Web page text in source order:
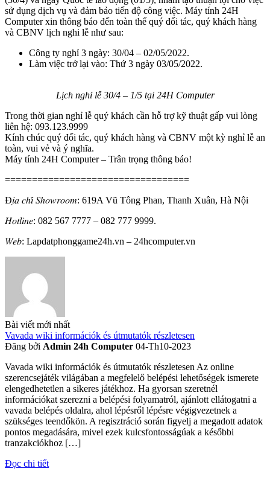
sử dụng dịch vụ và đảm bảo tiến độ công việc. Máy tính 24H
Computer xin thông báo đến toàn thể quý đối tác, quý khách hàng
và CBNV lịch nghi lễ như sau:
Công ty nghỉ 3 ngày: 30/04 – 02/05/2022.
Làm việc trở lại vào: Thứ 3 ngày 03/05/2022.
Lịch nghỉ lễ 30/4 – 1/5 tại 24H Computer
Trong thời gian nghỉ lễ quý khách cần hỗ trợ kỹ thuật gấp vui lòng
liên hệ: 093.123.9999
Kính chúc quý đối tác, quý khách hàng và CBNV một kỳ nghỉ lễ an
toàn, vui vẻ và ý nghĩa.
Máy tính 24H Computer – Trân trọng thông báo!
==================================
Đ𝑖̣𝑎 𝑐ℎ𝑖̉ 𝑆ℎ𝑜𝑤𝑟𝑜𝑜𝑚: 619A Vũ Tông Phan, Thanh Xuân, Hà Nội
𝐻𝑜𝑡𝑙𝑖𝑛𝑒: 082 567 7777 – 082 777 9999.
𝑊𝑒𝑏: Lapdatphonggame24h.vn – 24hcomputer.vn
Bài viết mới nhất
Vavada wiki információk és útmutatók részletesen
Đăng bởi Admin 24h Computer 04-Th10-2023
Vavada wiki információk és útmutatók részletesen Az online
szerencsejáték világában a megfelelő belépési lehetőségek ismerete
elengedhetetlen a sikeres játékhoz. Ha gyorsan szeretnél
információkat szerezni a belépési folyamatról, ajánlott ellátogatni a
vavada belépés oldalra, ahol lépésről lépésre végigvezetnek a
szükséges teendőkön. A regisztráció során figyelj a megadott adatok
pontos megadására, mivel ezek kulcsfontosságúak a későbbi
tranzakciókhoz […]
Đọc chi tiết